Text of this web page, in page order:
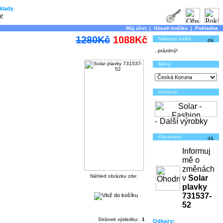
Můj účet | Obsah košíku | Pokladna
1280Kč 1088Kč
Náhled obrázku zde:
Stránek výsledku: 1
Nákupní košík
..prázdný!
Měny
Výrobce
- Další výrobky
Oznámení
Informuj
mě o
změnách
v Solar
plavky
731537-
52
Odkazy: